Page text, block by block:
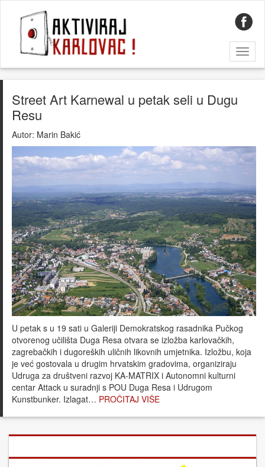
Street Art Karnewal u petak seli u Dugu
Resu
Autor: Marin Bakić
U petak s u 19 sati u Galeriji Demokratskog rasadnika Pučkog
otvorenog učilišta Duga Resa otvara se izložba karlovačkih,
zagrebačkih i dugoreških uličnih likovnih umjetnika. Izložbu, koja
je već gostovala u drugim hrvatskim gradovima, organiziraju
Udruga za društveni razvoj KA-MATRIX i Autonomni kulturni
centar Attack u suradnji s POU Duga Resa i Udrugom
Kunstbunker. Izlagat… PROČITAJ VIŠE